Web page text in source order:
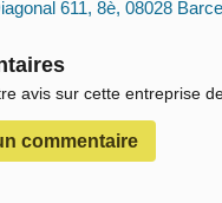
611, 8è, 08028
avis sur cette entreprise
сommentaire